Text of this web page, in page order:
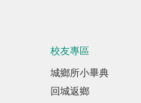
校友專區
城鄉所小畢典
回城返鄉